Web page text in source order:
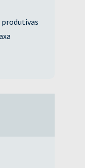
produtivas